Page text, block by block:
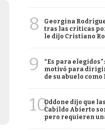
8
Georgina
tras las críticas
le dijo Cristiano
9
“Es para
motivó para
de su abuelo como
10Oddone dijo que
Cabildo Abierto
pero requieren